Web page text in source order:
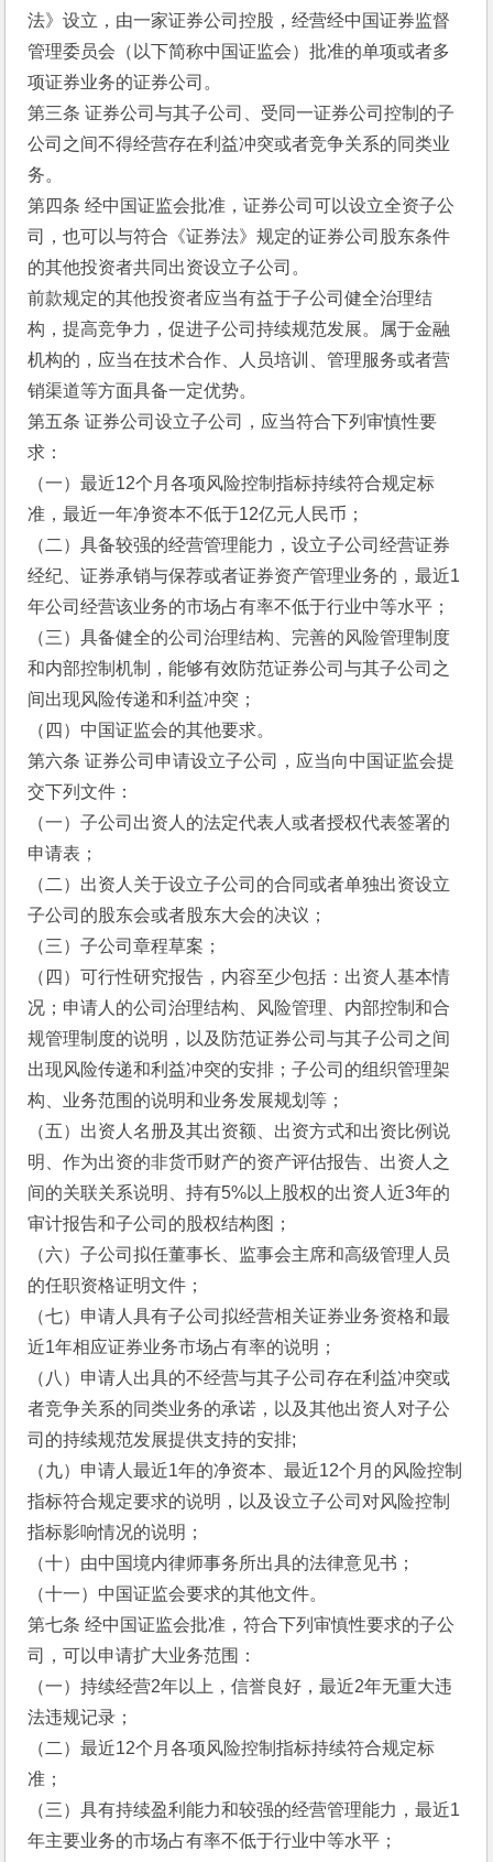
法》设立，由一家证券公司控股，经营经中国证券监督
管理委员会（以下简称中国证监会）批准的单项或者多
项证券业务的证券公司。
第三条 证券公司与其子公司、受同一证券公司控制的子
公司之间不得经营存在利益冲突或者竞争关系的同类业
务。
第四条 经中国证监会批准，证券公司可以设立全资子公
司，也可以与符合《证券法》规定的证券公司股东条件
的其他投资者共同出资设立子公司。
前款规定的其他投资者应当有益于子公司健全治理结
构，提高竞争力，促进子公司持续规范发展。属于金融
机构的，应当在技术合作、人员培训、管理服务或者营
销渠道等方面具备一定优势。
第五条 证券公司设立子公司，应当符合下列审慎性要
求：
（一）最近12个月各项风险控制指标持续符合规定标
准，最近一年净资本不低于12亿元人民币；
（二）具备较强的经营管理能力，设立子公司经营证券
经纪、证券承销与保荐或者证券资产管理业务的，最近1
年公司经营该业务的市场占有率不低于行业中等水平；
（三）具备健全的公司治理结构、完善的风险管理制度
和内部控制机制，能够有效防范证券公司与其子公司之
间出现风险传递和利益冲突；
（四）中国证监会的其他要求。
第六条 证券公司申请设立子公司，应当向中国证监会提
交下列文件：
（一）子公司出资人的法定代表人或者授权代表签署的
申请表；
（二）出资人关于设立子公司的合同或者单独出资设立
子公司的股东会或者股东大会的决议；
（三）子公司章程草案；
（四）可行性研究报告，内容至少包括：出资人基本情
况；申请人的公司治理结构、风险管理、内部控制和合
规管理制度的说明，以及防范证券公司与其子公司之间
出现风险传递和利益冲突的安排；子公司的组织管理架
构、业务范围的说明和业务发展规划等；
（五）出资人名册及其出资额、出资方式和出资比例说
明、作为出资的非货币财产的资产评估报告、出资人之
间的关联关系说明、持有5%以上股权的出资人近3年的
审计报告和子公司的股权结构图；
（六）子公司拟任董事长、监事会主席和高级管理人员
的任职资格证明文件；
（七）申请人具有子公司拟经营相关证券业务资格和最
近1年相应证券业务市场占有率的说明；
（八）申请人出具的不经营与其子公司存在利益冲突或
者竞争关系的同类业务的承诺，以及其他出资人对子公
司的持续规范发展提供支持的安排;
（九）申请人最近1年的净资本、最近12个月的风险控制
指标符合规定要求的说明，以及设立子公司对风险控制
指标影响情况的说明；
（十）由中国境内律师事务所出具的法律意见书；
（十一）中国证监会要求的其他文件。
第七条 经中国证监会批准，符合下列审慎性要求的子公
司，可以申请扩大业务范围：
（一）持续经营2年以上，信誉良好，最近2年无重大违
法违规记录；
（二）最近12个月各项风险控制指标持续符合规定标
准；
（三）具有持续盈利能力和较强的经营管理能力，最近1
年主要业务的市场占有率不低于行业中等水平；